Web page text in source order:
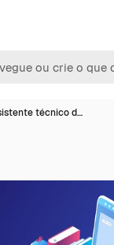
técnico d…